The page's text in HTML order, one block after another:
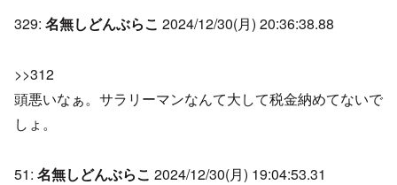
329: 名無しどんぶらこ 2024/12/30(月) 20:36:38.88
>>312
頭悪いなぁ。サラリーマンなんて大して税金納めてないで
しょ。
51: 名無しどんぶらこ 2024/12/30(月) 19:04:53.31